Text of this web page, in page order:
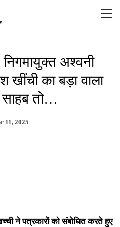
अश्वनी
खींची का बड़ा वाला
तो…
11, 2025
ने पत्रकारों को संबोधित करते हुए